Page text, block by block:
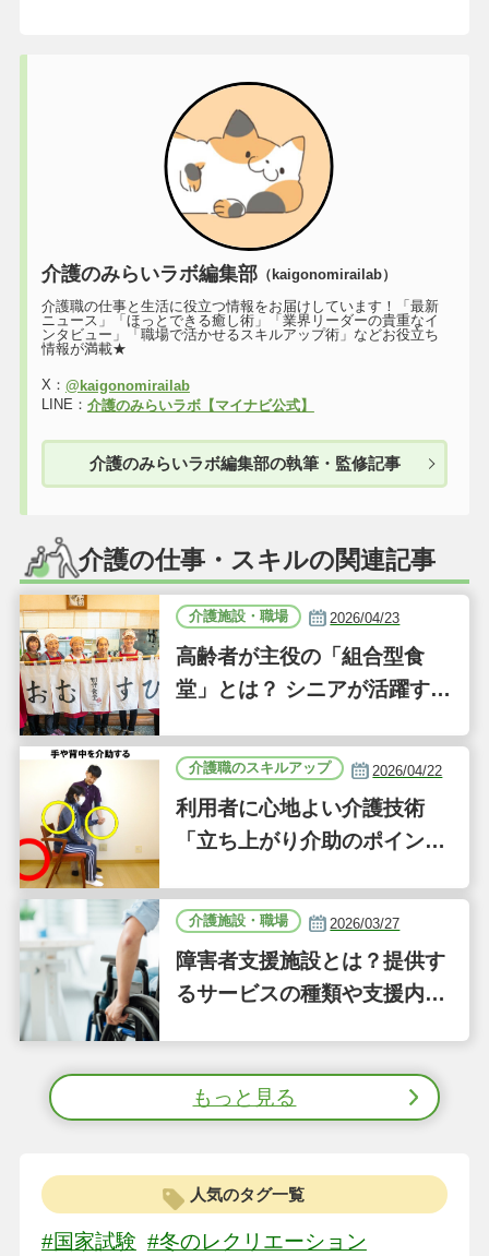
介護のみらいラボ編集部（kaigonomirailab）
介護職の仕事と生活に役立つ情報をお届けしています！「最新
ニュース」「ほっとできる癒し術」「業界リーダーの貴重なイ
ンタビュー」「職場で活かせるスキルアップ術」などお役立ち
情報が満載★
X： @kaigonomirailab
LINE： 介護のみらいラボ【マイナビ公式】
介護のみらいラボ編集部の執筆・監修記事
介護の仕事・スキルの関連記事
介護施設・職場 2026/04/23
高齢者が主役の「組合型食
堂」とは？ シニアが活躍する
D」に注目｜気になるあの介
護施設
介護職のスキルアップ 2026/04/22
利用者に心地よい介護技術
「立ち上がり介助のポイン
（41）
介護施設・職場 2026/03/27
障害者支援施設とは？提供す
るサービスの種類や支援内容
もっと見る
人気のタグ一覧
#国家試験 #冬のレクリエーション